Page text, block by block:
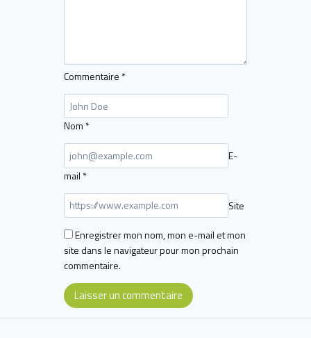
Commentaire *
Nom *
E-
mail *
Site
Enregistrer mon nom, mon e-mail et mon
site dans le navigateur pour mon prochain
commentaire.